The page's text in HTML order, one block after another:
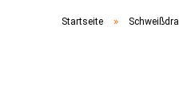
Startseite »